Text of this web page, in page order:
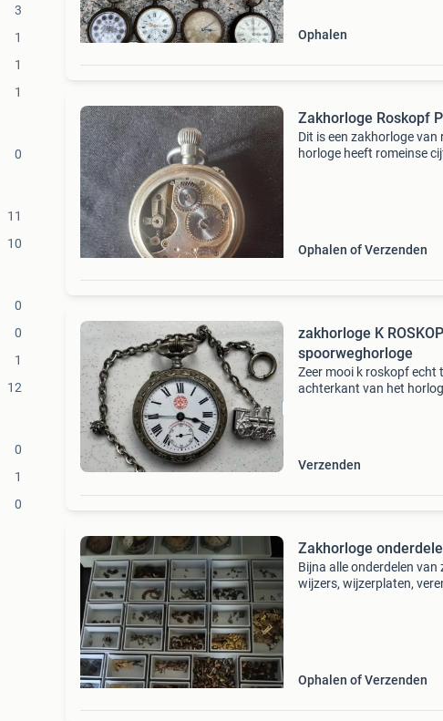
3
1
1
1
0
11
10
0
0
1
12
0
1
0
Ophalen
Zakhorloge Roskopf
Dit is een zakhorloge
horloge heeft romeinse
Ophalen of Verzenden
zakhorloge K
spoorweghorloge
Zeer mooi k roskopf echt
achterkant van het
Verzenden
Zakhorloge
Bijna alle onderdelen
wijzers, wijzerplaten,
Ophalen of Verzenden